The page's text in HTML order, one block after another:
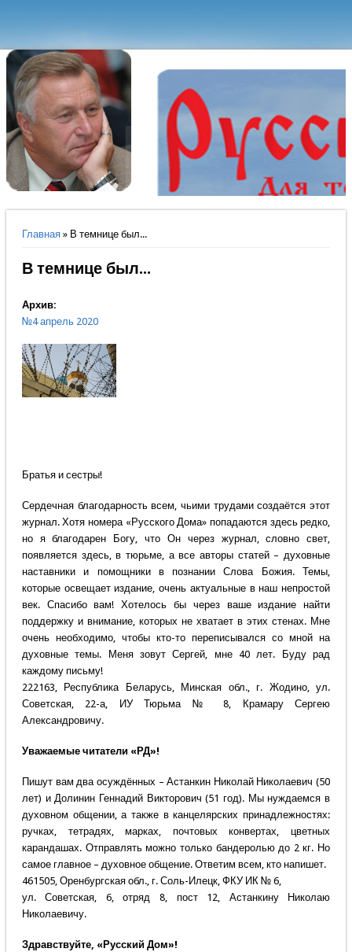
Вы здесь
Главная» В темнице был...
В темнице был...
Архив:
№4 апрель 2020
Братья и сестры!
Сердечная благодарность всем, чьими трудами создаётся этот
журнал. Хотя номера «Русского Дома» попадаются здесь редко,
но я благодарен Богу, что Он через журнал, словно свет,
появляется здесь, в тюрьме, а все авторы статей – духовные
наставники и помощники в познании Слова Божия. Темы,
которые освещает издание, очень актуальные в наш непростой
век. Спасибо вам! Хотелось бы через ваше издание найти
поддержку и внимание, которых не хватает в этих стенах. Мне
очень необходимо, чтобы кто-то переписывался со мной на
духовные темы. Меня зовут Сергей, мне 40 лет. Буду рад
каждому письму!
222163, Республика Беларусь, Минская обл., г. Жодино, ул.
Советская, 22-а, ИУ Тюрьма № 8, Крамару Сергею
Александровичу.
Уважаемые читатели «РД»!
Пишут вам два осуждённых – Астанкин Николай Николаевич (50
лет) и Долинин Геннадий Викторович (51 год). Мы нуждаемся в
духовном общении, а также в канцелярских принадлежностях:
ручках, тетрадях, марках, почтовых конвертах, цветных
карандашах. Отправлять можно только бандеролью до 2 кг. Но
самое главное – духовное общение. Ответим всем, кто напишет.
461505, Оренбургская обл., г. Соль-Илецк, ФКУ ИК № 6,
ул. Советская, 6, отряд 8, пост 12, Астанкину Николаю
Николаевичу.
Здравствуйте, «Русский Дом»!